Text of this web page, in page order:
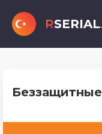
RSERIAL